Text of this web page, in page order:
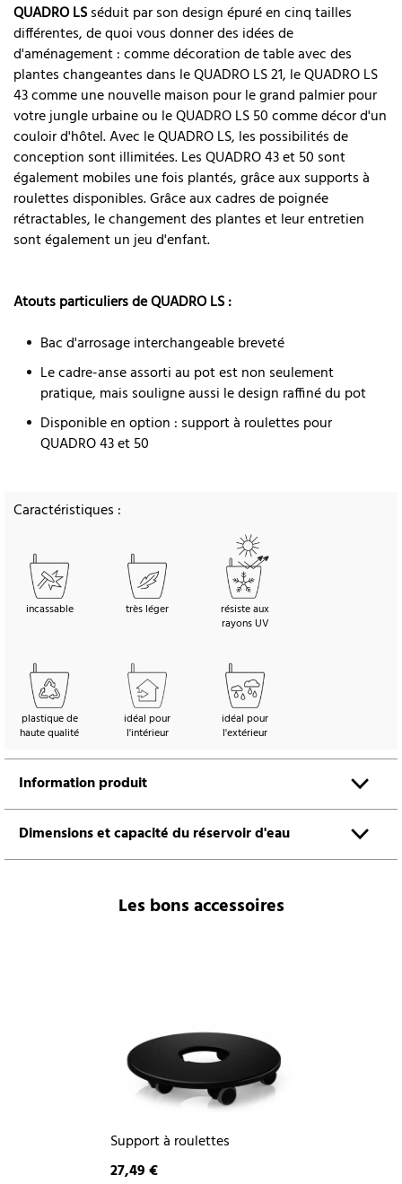
QUADRO LSséduit par son design épuré en cinq tailles
différentes, de quoi vous donner des idées de
d'aménagement : comme décoration de table avec des
plantes changeantes dans le QUADRO LS 21, le QUADRO LS
43 comme une nouvelle maison pour le grand palmier pour
votre jungle urbaine ou le QUADRO LS 50 comme décor d'un
couloir d'hôtel. Avec le QUADRO LS, les possibilités de
conception sont illimitées. Les QUADRO 43 et 50 sont
également mobiles une fois plantés, grâce aux supports à
roulettes disponibles. Grâce aux cadres de poignée
rétractables, le changement des plantes et leur entretien
sont également un jeu d'enfant.
Atouts particuliers de QUADRO LS :
Bac d'arrosage interchangeable breveté
Le cadre-anse assorti au pot est non seulement
pratique, mais souligne aussi le design raffiné du pot
Disponible en option : support à roulettes pour
QUADRO 43 et 50
Caractéristiques :
incassable très léger
résiste aux
rayons UV
plastique de
haute qualité
idéal pour
l'intérieur
idéal pour
l'extérieur
Information produit
Dimensions et capacité du réservoir d'eau
Les bons accessoires
Support à roulettes
27,49 €